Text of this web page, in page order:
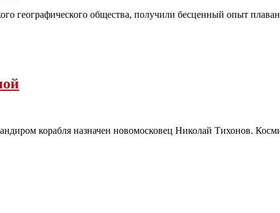
географического общества, получили бесценный опыт
корабля назначен новомосковец Николай Тихонов.